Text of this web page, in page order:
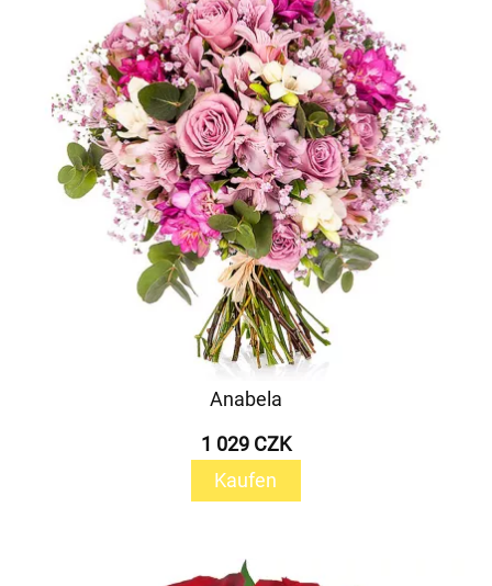
Anabela
1 029 CZK
Kaufen